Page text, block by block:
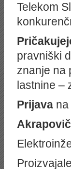
Telekom
pravniški
znanje na
lastnine –
Prijava
Akrapovič